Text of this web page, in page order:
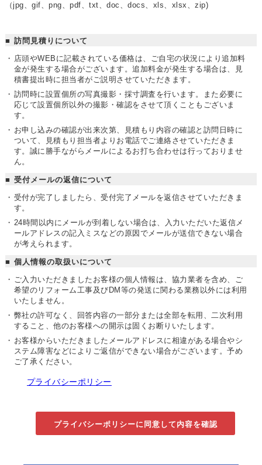
（jpg、gif、png、pdf、txt、doc、docs、xls、xlsx、zip)
訪問見積りについて
店頭やWEBに記載されている価格は、ご自宅の状況により追加料
金が発生する場合がございます。追加料金が発生する場合は、見
積書提出時に担当者がご説明させていただきます。
訪問時に設置個所の写真撮影・採寸調査を行います。また必要に
応じて設置個所以外の撮影・確認をさせて頂くこともございま
す。
お申し込みの確認が出来次第、見積もり内容の確認と訪問日時に
ついて、見積もり担当者よりお電話でご連絡させていただきま
す。 誠に勝手ながらメールによるお打ち合わせは行っておりませ
ん。
受付メールの返信について
受付が完了しましたら、受付完了メールを返信させていただきま
す。
24時間以内にメールが到着しない場合は、入力いただいた返信メ
ールアドレスの記入ミスなどの原因でメールが送信できない場合
が考えられます。
個人情報の取扱いについて
ご入力いただきましたお客様の個人情報は、協力業者を含め、ご
希望のリフォーム工事及びDM等の発送に関わる業務以外には利用
いたしません。
弊社の許可なく、回答内容の一部分または全部を転用、二次利用
すること、他のお客様への開示は固くお断りいたします。
お客様からいただきましたメールアドレスに相違がある場合やシ
ステム障害などによりご返信ができない場合がございます。予め
ご了承ください。
プライバシーポリシー